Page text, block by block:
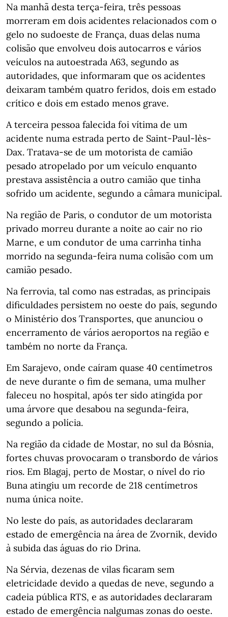
Na manhã desta terça-feira, três pessoas
morreram em dois acidentes relacionados com o
gelo no sudoeste de França, duas delas numa
colisão que envolveu dois autocarros e vários
veículos na autoestrada A63, segundo as
autoridades, que informaram que os acidentes
deixaram também quatro feridos, dois em estado
crítico e dois em estado menos grave.
A terceira pessoa falecida foi vítima de um
acidente numa estrada perto de Saint-Paul-lès-
Dax. Tratava-se de um motorista de camião
pesado atropelado por um veículo enquanto
prestava assistência a outro camião que tinha
sofrido um acidente, segundo a câmara municipal.
Na região de Paris, o condutor de um motorista
privado morreu durante a noite ao cair no rio
Marne, e um condutor de uma carrinha tinha
morrido na segunda-feira numa colisão com um
camião pesado.
Na ferrovia, tal como nas estradas, as principais
dificuldades persistem no oeste do país, segundo
o Ministério dos Transportes, que anunciou o
encerramento de vários aeroportos na região e
também no norte da França.
Em Sarajevo, onde caíram quase 40 centímetros
de neve durante o fim de semana, uma mulher
faleceu no hospital, após ter sido atingida por
uma árvore que desabou na segunda-feira,
segundo a polícia.
Na região da cidade de Mostar, no sul da Bósnia,
fortes chuvas provocaram o transbordo de vários
rios. Em Blagaj, perto de Mostar, o nível do rio
Buna atingiu um recorde de 218 centímetros
numa única noite.
No leste do país, as autoridades declararam
estado de emergência na área de Zvornik, devido
à subida das águas do rio Drina.
Na Sérvia, dezenas de vilas ficaram sem
eletricidade devido a quedas de neve, segundo a
cadeia pública RTS, e as autoridades declararam
estado de emergência nalgumas zonas do oeste.